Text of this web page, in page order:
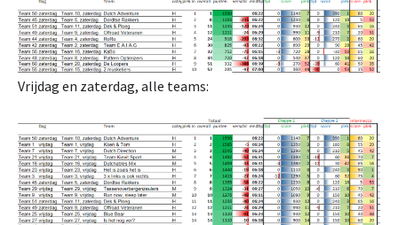
Vrijdag en zaterdag, alle teams: